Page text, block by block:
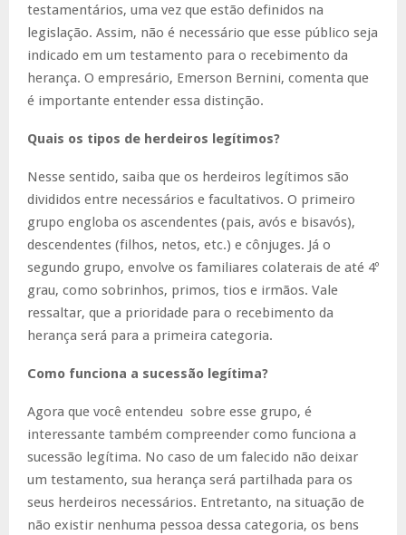
testamentários, uma vez que estão definidos na
legislação. Assim, não é necessário que esse público seja
indicado em um testamento para o recebimento da
herança. O empresário, Emerson Bernini, comenta que
é importante entender essa distinção.
Quais os tipos de herdeiros legítimos?
Nesse sentido, saiba que os herdeiros legítimos são
divididos entre necessários e facultativos. O primeiro
grupo engloba os ascendentes (pais, avós e bisavós),
descendentes (filhos, netos, etc.) e cônjuges. Já o
segundo grupo, envolve os familiares colaterais de até 4º
grau, como sobrinhos, primos, tios e irmãos. Vale
ressaltar, que a prioridade para o recebimento da
herança será para a primeira categoria.
Como funciona a sucessão legítima?
Agora que você entendeu sobre esse grupo, é
interessante também compreender como funciona a
sucessão legítima. No caso de um falecido não deixar
um testamento, sua herança será partilhada para os
seus herdeiros necessários. Entretanto, na situação de
não existir nenhuma pessoa dessa categoria, os bens